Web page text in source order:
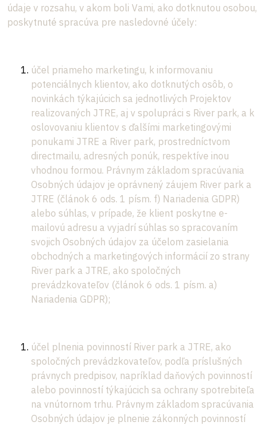
údaje v rozsahu, v akom boli Vami, ako dotknutou osobou,
poskytnuté spracúva pre nasledovné účely:
účel priameho marketingu, k informovaniu
potenciálnych klientov, ako dotknutých osôb, o
novinkách týkajúcich sa jednotlivých Projektov
realizovaných JTRE, aj v spolupráci s River park, a k
oslovovaniu klientov s ďalšími marketingovými
ponukami JTRE a River park, prostredníctvom
directmailu, adresných ponúk, respektíve inou
vhodnou formou. Právnym základom spracúvania
Osobných údajov je oprávnený záujem River park a
JTRE (článok 6 ods. 1 písm. f) Nariadenia GDPR)
alebo súhlas, v prípade, že klient poskytne e-
mailovú adresu a vyjadrí súhlas so spracovaním
svojich Osobných údajov za účelom zasielania
obchodných a marketingových informácií zo strany
River park a JTRE, ako spoločných
prevádzkovateľov (článok 6 ods. 1 písm. a)
Nariadenia GDPR);
účel plnenia povinností River park a JTRE, ako
spoločných prevádzkovateľov, podľa príslušných
právnych predpisov, napríklad daňových povinností
alebo povinností týkajúcich sa ochrany spotrebiteľa
na vnútornom trhu. Právnym základom spracúvania
Osobných údajov je plnenie zákonných povinností